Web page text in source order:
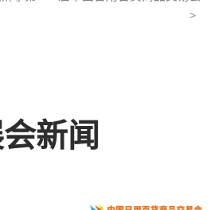
新闻